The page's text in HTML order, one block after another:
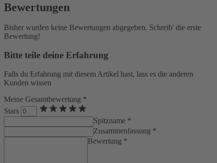
Bewertungen
Bisher wurden keine Bewertungen abgegeben. Schreib' die erste
Bewertung!
Bitte teile deine Erfahrung
Falls du Erfahrung mit diesem Artikel hast, lass es die anderen
Kunden wissen
Meine Gesamtbewertung *
Stars
Spitzname *
Zusammenfassung *
Bewertung *